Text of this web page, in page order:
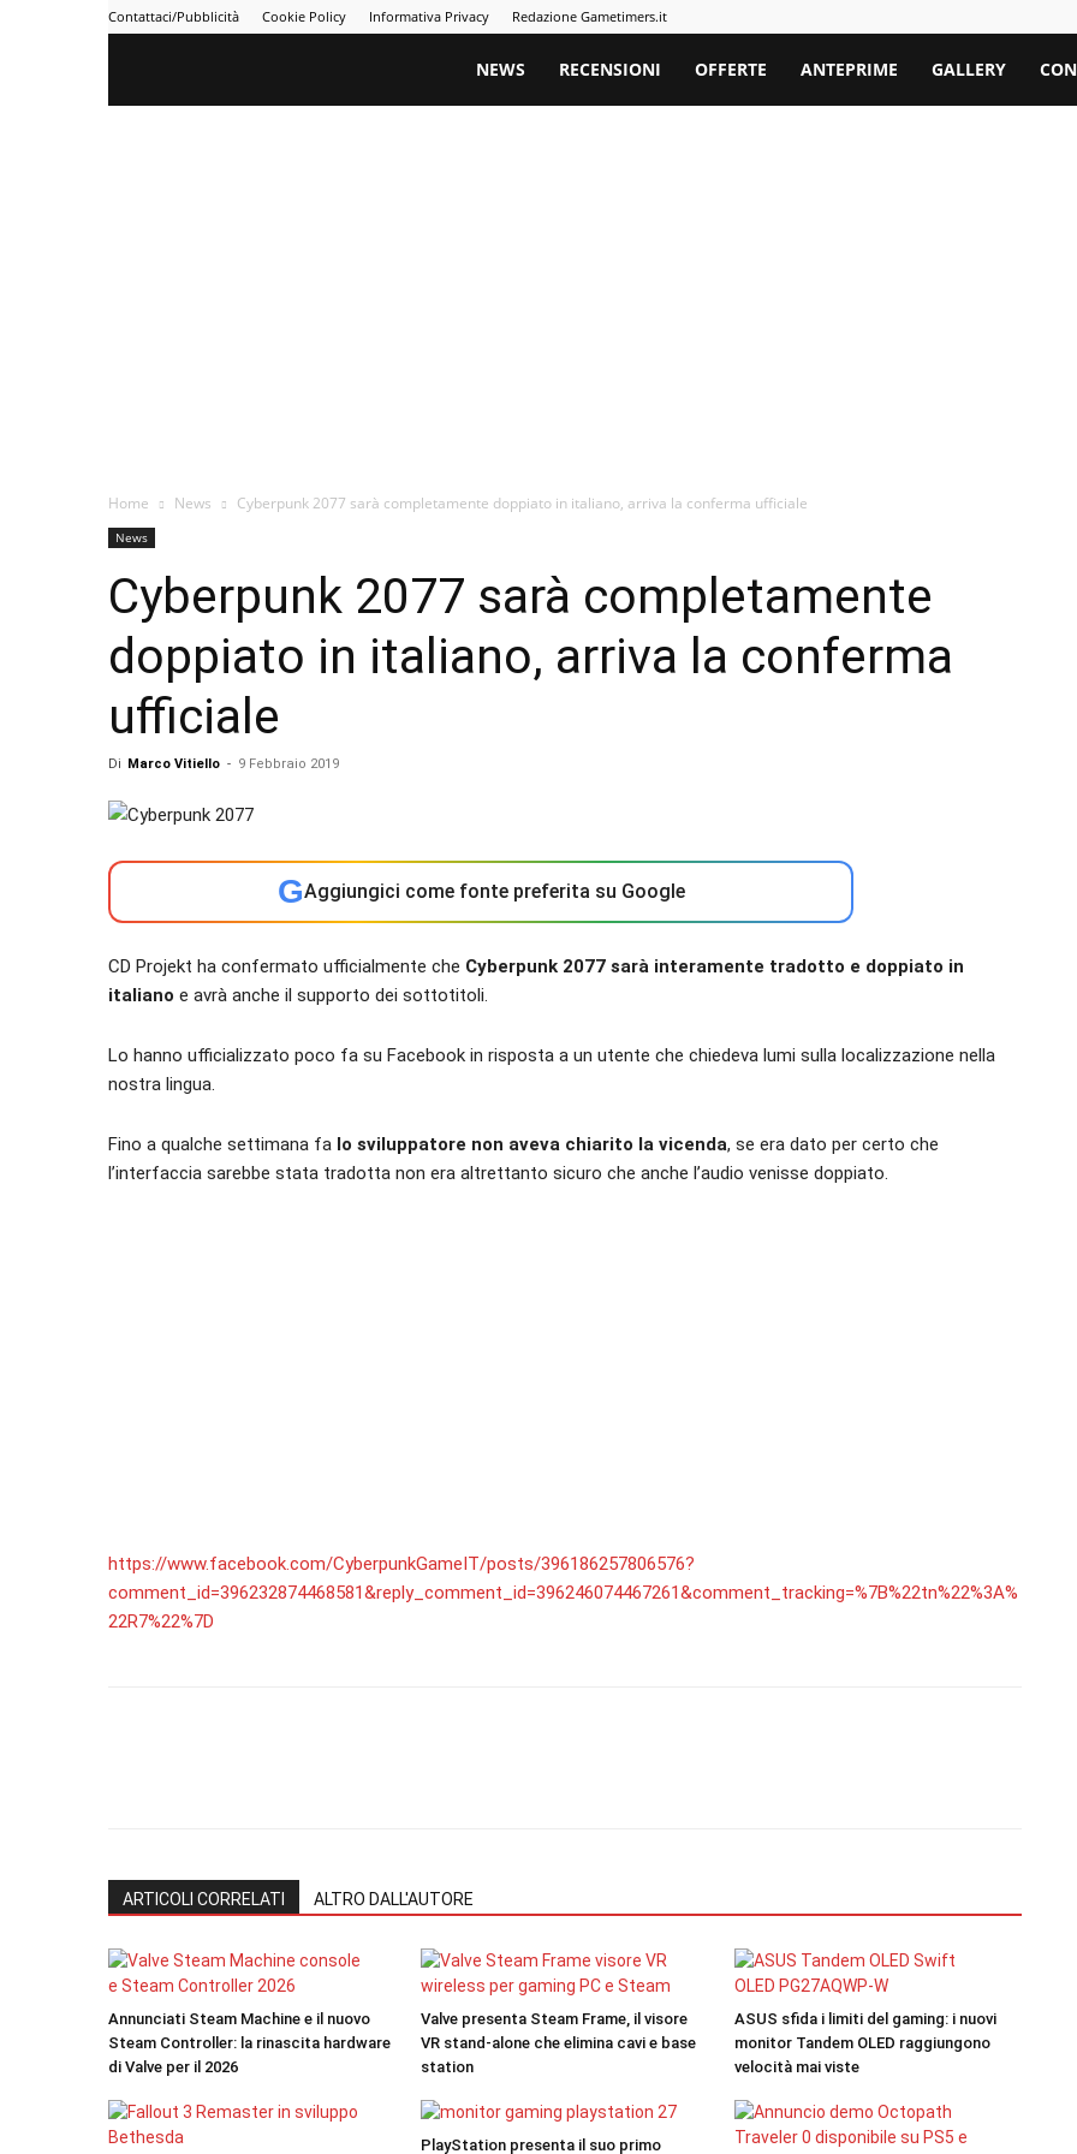
Contattaci/Pubblicità Cookie Policy Informativa Privacy Redazione Gametimers.it
Gametimers
NEWS RECENSIONI OFFERTE ANTEPRIME GALLERY
Home News Cyberpunk 2077 sarà completamente doppiato in italiano, arriva la conferma ufficiale
News
Cyberpunk 2077 sarà completamente
doppiato in italiano, arriva la conferma
ufficiale
Di Marco Vitiello - 9 Febbraio 2019
GAggiungici come fonte preferita su Google
CD Projekt ha confermato ufficialmente che Cyberpunk 2077 sarà interamente tradotto e doppiato in
italiano e avrà anche il supporto dei sottotitoli.
Lo hanno ufficializzato poco fa su Facebook in risposta a un utente che chiedeva lumi sulla localizzazione nella
nostra lingua.
Fino a qualche settimana fa lo sviluppatore non aveva chiarito la vicenda, se era dato per certo che
l’interfaccia sarebbe stata tradotta non era altrettanto sicuro che anche l’audio venisse doppiato.
https://www.facebook.com/CyberpunkGameIT/posts/396186257806576?
comment_id=396232874468581&reply_comment_id=396246074467261&comment_tracking=%7B%22tn%22%3A%
22R7%22%7D
ARTICOLI CORRELATI ALTRO DALL'AUTORE
Annunciati Steam Machine e il nuovo
Steam Controller: la rinascita hardware
di Valve per il 2026
Valve presenta Steam Frame, il visore
VR stand-alone che elimina cavi e base
station
ASUS sfida i limiti del gaming: i nuovi
monitor Tandem OLED raggiungono
velocità mai viste
PlayStation presenta il suo primo